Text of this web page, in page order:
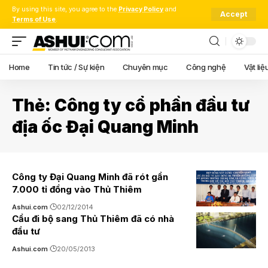
By using this site, you agree to the Privacy Policy and
Terms of Use.
Accept
Home Tin tức / Sự kiện Chuyên mục Công nghệ Vật
Thẻ: Công ty cổ phần đầu tư
địa ốc Đại Quang Minh
Công ty Đại Quang Minh đã rót gần
7.000 tỉ đồng vào Thủ Thiêm
Ashui.com 02/12/2014
Cầu đi bộ sang Thủ Thiêm đã có nhà
đầu tư
Ashui.com 20/05/2013